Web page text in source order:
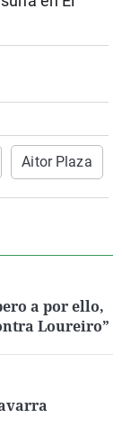
viajera
Vasco
Aitor Plaza
a por ello,
Loureiro”